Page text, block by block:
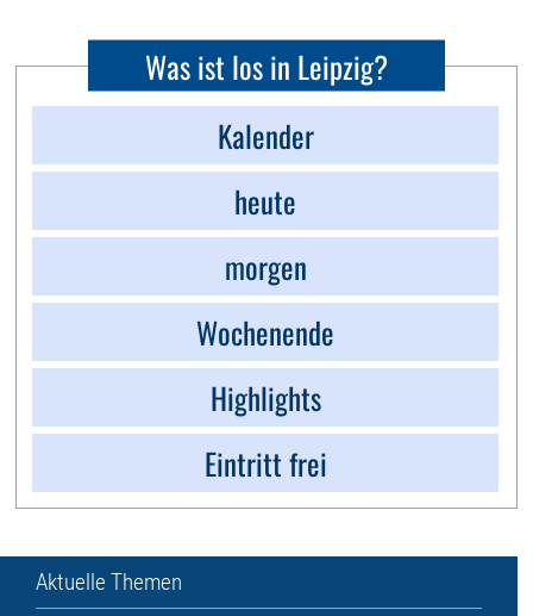
Was ist los in Leipzig?
Kalender
heute
morgen
Wochenende
Highlights
Eintritt frei
Aktuelle Themen